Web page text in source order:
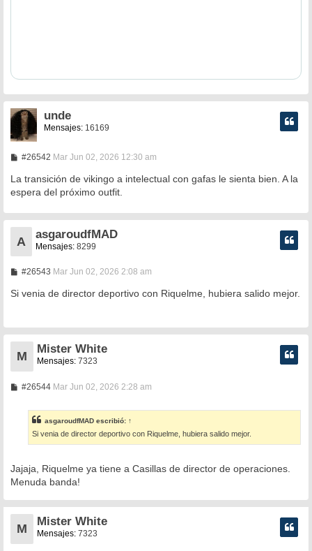
unde
Mensajes:16169
#26542M
n
s
a
e
Mar Jun 02, 2026 12:30 am
La transición de vikingo a intelectual con gafas le sienta bien. A la
espera del próximo outfit.
A
asgaroudfMAD
Mensajes: 8299
#26543M
n
e
Mar Jun 02, 2026 2:08 am
Si venia de director deportivo con Riquelme, hubiera salido mejor.
M
Mister White
Mensajes: 7323
#26544M
a
j
e
Mar Jun 02, 2026 2:28 am
asgaroudfMAD escribió: ↑
Si venia de director deportivo con Riquelme, hubiera salido mejor.
Jajaja, Riquelme ya tiene a Casillas de director de operaciones.
Menuda banda!
M
Mister White
Mensajes: 7323